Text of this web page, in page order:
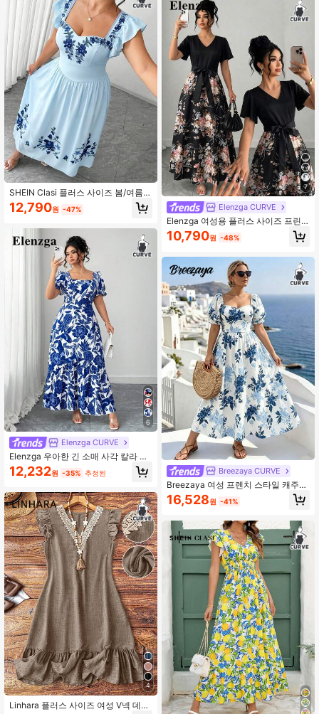
4.90 337K 팔로워
SHEIN Clasi 플러스 사이즈 봄/여름
스퀘어 넥 스위트하트 네크라인 플러
터 슬리브 인조 자수 디지털 배치 프린
살구색 플로럴 우아한 스위트 휴가 롱
캡 슬리브 드레스 여성용
12,790원 -47%
6
Elenzga CURVE
Elenzga 우아한 긴 소매 사각 칼라 드
레스, 블루 & 화이트, 플러스플러스 사
이즈, 파티, 도시, 봄/여름/가을에 적합
12,232원 -35% 추정된
4
Linhara 플러스 사이즈 여성 V넥 데님
핏, 여성용 이스터 드레스, 봄방학 아
웃핏, 여성용 플로럴 드레스, 이비자
핏, 여성용 비치 아웃핏/비치 여름 보
헤미안 올드 머니
7
Elenzga CURVE
Elenzga 여성용 플러스 사이즈 프린
트 컬러블록 블랙 & 화이트 캐주얼 드
레스, 허리 강조 리본 타이 매듭 드레
드레스, 심플하고 편안한 프린트 휴가
홀리데이 봄 드레스, 여성용 프린트 드
10,790원 -48%
Breezaya CURVE
Breezaya 여성 프렌치 스타일 캐주얼
우븐 휴가 플로럴 프린트 드레스, 셔링
퍼프 소매 허리 조임 플레어 스커트,
레스, 프렌치 컨트리사이드 드레스, 여
성 드레스, 우아한 여성 상의, 여성 캐
주얼웨어, 여성 여름 의류, 여성 여름
의상, 해변, 해변 드레스, 여성 해변 의
류, 해변 의상, 휴가, 여름 휴가 의상,
여성 휴가 의상, 휴가, 휴가 의상, 새로
운 여름 여성 드레스
16,528원 -41%